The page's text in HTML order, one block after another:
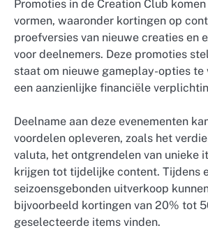
Promoties in de Creation Club
vormen, waaronder kortingen op
proefversies van nieuwe creaties en
voor deelnemers. Deze promoties
staat om nieuwe gameplay-opties te
een aanzienlijke financiële
Deelname aan deze evenementen
voordelen opleveren, zoals het
valuta, het ontgrendelen van unieke
krijgen tot tijdelijke content. Tijdens
seizoensgebonden uitverkoop
bijvoorbeeld kortingen van 20% tot
geselecteerde items vinden.